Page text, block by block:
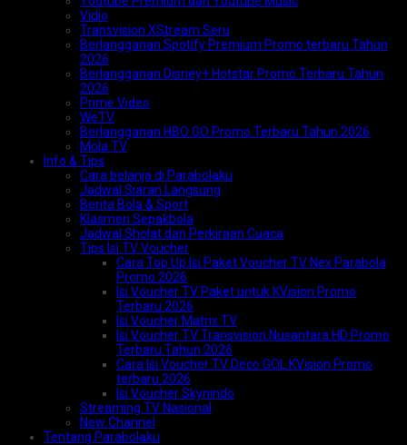
Vidio
Transvision XStream Seru
Berlangganan Spotify Premium Promo terbaru Tahun
2026
Berlangganan Disney+ Hotstar Promo Terbaru Tahun
2026
Prime Video
WeTV
Berlangganan HBO GO Promo Terbaru Tahun 2026
Mola TV
Info & Tips
Cara belanja di Parabolaku
Jadwal Siaran Langsung
Berita Bola & Sport
Klasmen Sepakbola
Jadwal Sholat dan Perkiraan Cuaca
Tips Isi TV Voucher
Cara Top Up Isi Paket Voucher TV Nex Parabola
Promo 2026
Isi Voucher TV Paket untuk KVision Promo
Terbaru 2026
Isi Voucher Matrix TV
Isi Voucher TV Transvision Nusantara HD Promo
Terbaru Tahun 2026
Cara Isi Voucher TV Deco GOL KVision Promo
terbaru 2026
Isi Voucher Skynindo
Streaming TV Nasional
New Channel
Tentang Parabolaku